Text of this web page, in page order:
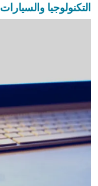
التكنولوجيا والسيارات